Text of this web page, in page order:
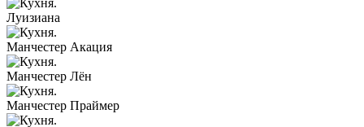
Луизиана
Манчестер Акация
Манчестер Лён
Манчестер Праймер